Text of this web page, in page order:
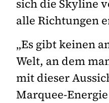
sich die Skyline
alle Richtungen
„Es gibt keinen
Welt, an dem
mit dieser
Marquee-